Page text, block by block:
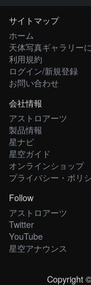
サイトマップ
ホーム
天体写真ギャラリー
利用規約
ログイン/新規登録
お問い合わせ
会社情報
アストロアーツ
製品情報
星ナビ
星空ガイド
オンラインショップ
プライバシー・ポリ
Follow
アストロアーツ
Twitter
YouTube
星空アナウンス
Copyright